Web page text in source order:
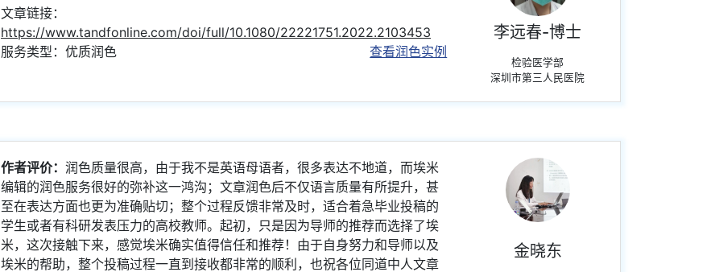
文章链接：
https://www.tandfonline.com/doi/full/10.1080/22221751.2022.2103453
服务类型：优质润色
查看润色实例
李远春-博士
检验医学部
深圳市第三人民医院
作者评价： 润色质量很高，由于我不是英语母语者，很多表达不地道，而埃米
编辑的润色服务很好的弥补这一鸿沟；文章润色后不仅语言质量有所提升，甚
至在表达方面也更为准确贴切；整个过程反馈非常及时，适合着急毕业投稿的
学生或者有科研发表压力的高校教师。起初，只是因为导师的推荐而选择了埃
米，这次接触下来，感觉埃米确实值得信任和推荐！由于自身努力和导师以及
埃米的帮助，整个投稿过程一直到接收都非常的顺利，也祝各位同道中人文章
金晓东